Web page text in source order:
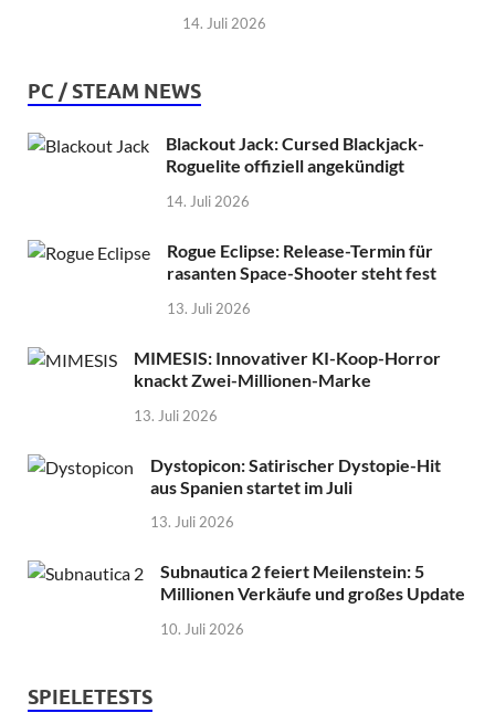
14. Juli 2026
PC / STEAM NEWS
Blackout Jack: Cursed Blackjack-
Roguelite offiziell angekündigt
14. Juli 2026
Rogue Eclipse: Release-Termin für
rasanten Space-Shooter steht fest
13. Juli 2026
MIMESIS: Innovativer KI-Koop-Horror
knackt Zwei-Millionen-Marke
13. Juli 2026
Dystopicon: Satirischer Dystopie-Hit
aus Spanien startet im Juli
13. Juli 2026
Subnautica 2 feiert Meilenstein: 5
Millionen Verkäufe und großes Update
10. Juli 2026
SPIELETESTS